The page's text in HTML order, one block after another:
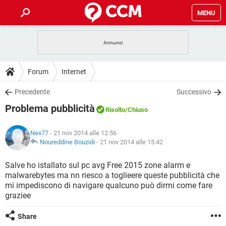
MENU
INTRATTENIMENTO
iOS
INSTAGRAM WHATSAPP
TIKTOK
HARDWARE
GUIDE
COVID-19
INSTAGRAM
TIKTOK
HARDWARE
DOWNLOAD
COVID-19 GAMING
INTRATTENIMENTO
iOS WINDOWS 10
INSTAGRAM WHATSAPP
TIKTOK FACEBOOK
HARDWARE
COVID-19
INTRATTENIMENTO
iOS WINDOWS 10
INSTAGRAM WHATSAPP
HARDWARE
GLOSSARIO
COVID-19 GAMING
INTRATTENIMENTO ANDROID
iOS
INSTAGRAM
Forum Internet
Precedente Successivo
Problema pubblicità Risolto/Chiuso
Nex77 - 21 nov 2014 alle 12:56
Noureddine Bouzidi - 21 nov 2014 alle 15:42
Salve ho istallato sul pc avg Free 2015 zone alarm e
malwarebytes ma nn riesco a toglieere queste pubblicità che
mi impediscono di navigare qualcuno può dirmi come fare
graziee
Share